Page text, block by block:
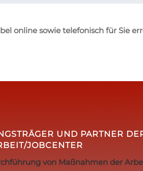
online sowie telefonisch für Sie
UND PARTNER
JOBCENTER
von Maßnahmen der